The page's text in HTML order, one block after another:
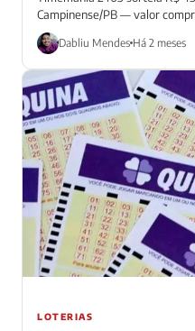
Campinense/PB — valor
cestas básicas
Dabliu Mendes Há 2 meses
LOTERIAS